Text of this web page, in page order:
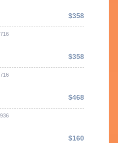
$358
$358
$468
$160